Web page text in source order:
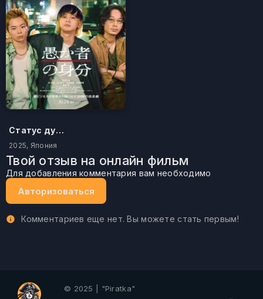
Статус дурака
2025, Япония
Твой отзыв на онлайн фильм
Для добавления комментария вам необходимо
Авторизоваться
Комментариев еще нет. Вы можете стать первым!
© 2025 | "Piratka"